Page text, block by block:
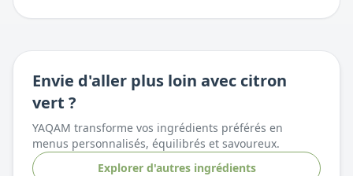
Envie d'aller plus loin avec citron
vert ?
YAQAM transforme vos ingrédients préférés en
menus personnalisés, équilibrés et savoureux.
Explorer d'autres ingrédients